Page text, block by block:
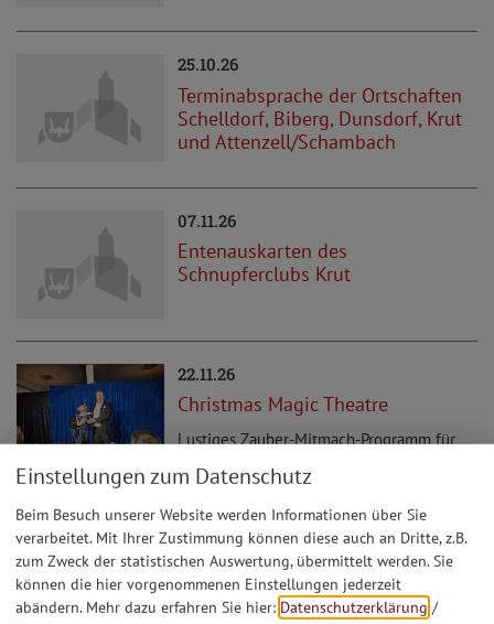
25.10.26
Terminabsprache der Ortschaften
Schelldorf, Biberg, Dunsdorf, Krut
und Attenzell/Schambach
07.11.26
Entenauskarten des
Schnupferclubs Krut
22.11.26
Christmas Magic Theatre
Lustiges Zauber-Mitmach-Programm für
Kinder ab 5 Jahren. STAUNEN - LACHEN -
MITMACHEN lautet das Motto - Die
Zuschauer werden selbst Teil eines
vorweihnachtlichen Zauber-Spektakels....
Man darf gespannt sein! Dauer ca. 1
Stunde Karten ab September im Jurahof
(Dorfstraße. 7, Biberg) ...
Einstellungen zum Datenschutz
Beim Besuch unserer Website werden Informationen über Sie
verarbeitet. Mit Ihrer Zustimmung können diese auch an Dritte, z.B.
zum Zweck der statistischen Auswertung, übermittelt werden. Sie
können die hier vorgenommenen Einstellungen jederzeit
abändern. Mehr dazu erfahren Sie hier: Datenschutzerklärung /